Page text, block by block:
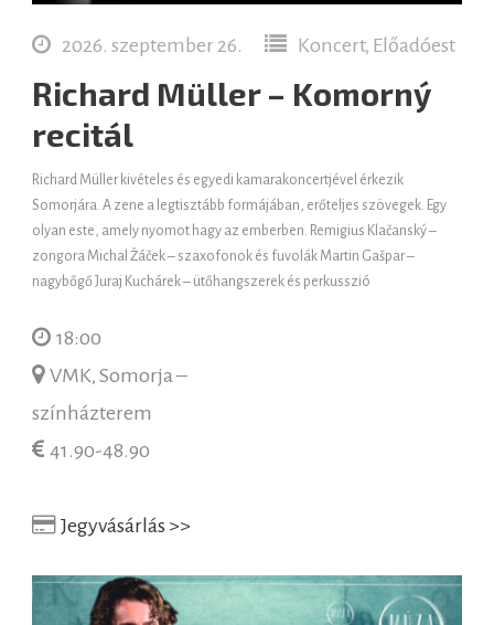
2026. szeptember 26. Koncert, Előadóest
Richard Müller – Komorný
recitál
Richard Müller kivételes és egyedi kamarakoncertjével érkezik
Somorjára. A zene a legtisztább formájában, erőteljes szövegek. Egy
olyan este, amely nyomot hagy az emberben. Remigius Klačanský –
zongora Michal Žáček – szaxofonok és fuvolák Martin Gašpar –
nagybőgő Juraj Kuchárek – ütőhangszerek és perkusszió
18:00
VMK, Somorja –
színházterem
41.90-48.90
Jegyvásárlás >>